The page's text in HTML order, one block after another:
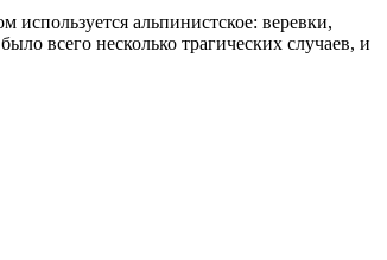
альпинистское: веревки,
всего несколько трагических случаев, и